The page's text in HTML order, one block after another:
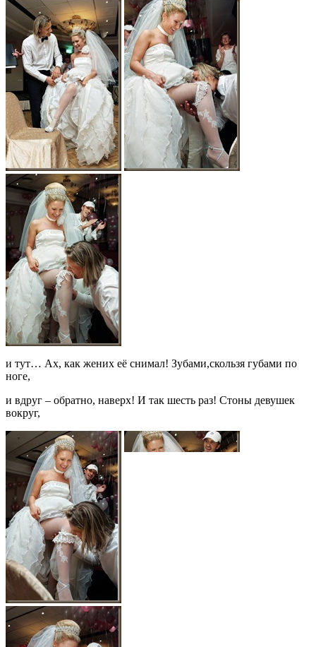
и тут… Ах, как жених её снимал! Зубами,скользя губами по
ноге,
и вдруг – обратно, наверх! И так шесть раз! Стоны девушек
вокруг,